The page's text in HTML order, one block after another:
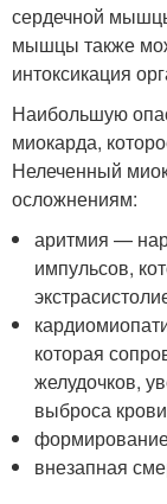
сердечной
мышцы также
интоксикация
Наибольшую
миокарда,
Нелеченный
осложнениям:
аритмия —
импульсов,
которая
желудочков,
выброса
внезапная